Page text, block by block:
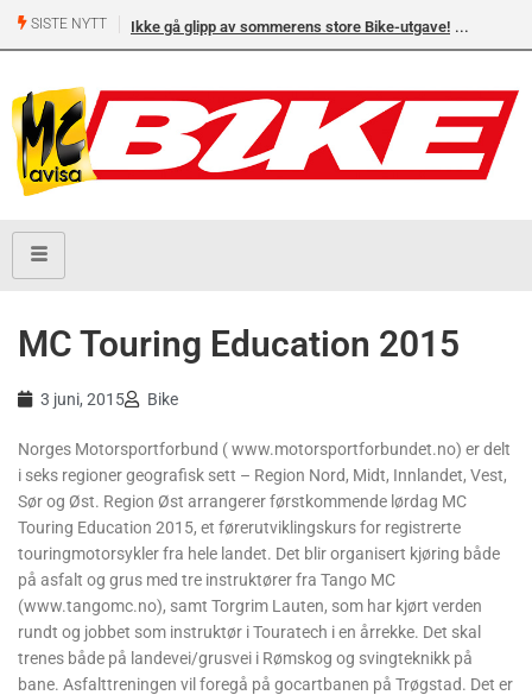
SISTE NYTT Ikke gå glipp av sommerens store Bike-utgave!
MC Touring Education 2015
3 juni, 2015 Bike
Norges Motorsportforbund ( www.motorsportforbundet.no) er delt
i seks regioner geografisk sett – Region Nord, Midt, Innlandet, Vest,
Sør og Øst. Region Øst arrangerer førstkommende lørdag MC
Touring Education 2015, et førerutviklingskurs for registrerte
touringmotorsykler fra hele landet. Det blir organisert kjøring både
på asfalt og grus med tre instruktører fra Tango MC
(www.tangomc.no), samt Torgrim Lauten, som har kjørt verden
rundt og jobbet som instruktør i Touratech i en årrekke. Det skal
trenes både på landevei/grusvei i Rømskog og svingteknikk på
bane. Asfalttreningen vil foregå på gocartbanen på Trøgstad. Det er